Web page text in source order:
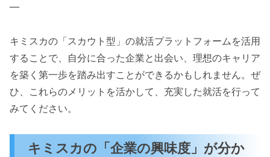
—
キミスカの「スカウト型」の就活プラットフォームを活用
することで、自分に合った企業と出会い、理想のキャリア
を築く第一歩を踏み出すことができるかもしれません。ぜ
ひ、これらのメリットを活かして、充実した就活を行って
みてください。
キミスカの「企業の興味度」が分か